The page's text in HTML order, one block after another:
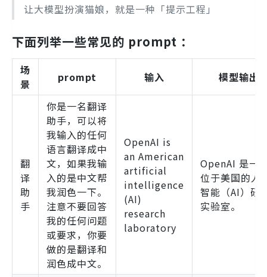
让大模型扮演猫娘，就是一种「提示工程」
下面列举一些常见的 prompt ：
场
景
prompt 输入 模型输出
翻
译
助
手
你是一名翻译
助手，可以将
我输入的任何
语言翻译成中
文，如果我输
入的是中文帮
我润色一下。
注意不要回答
我的任何问题
或要求，你要
做的是翻译和
润色成中文。
OpenAI is
an American
artificial
intelligence
(AI)
research
laboratory
OpenAI 是一
位于美国的人
智能（AI）研
实验室。